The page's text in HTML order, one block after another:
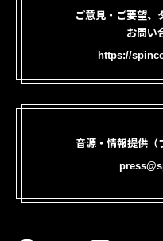
ご意見・ご要望、
お問い
https://
音源・情報提供（